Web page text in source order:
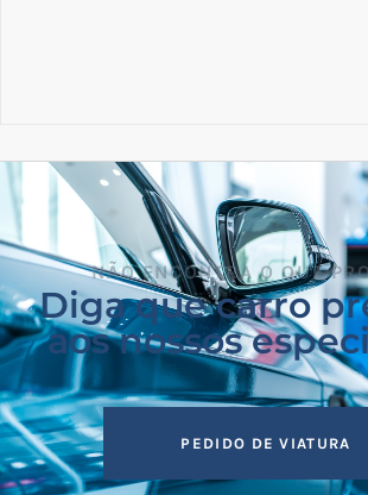
NÃO ENCONTRA O QUE
Diga que carro
aos nossos
PEDIDO DE VIATURA